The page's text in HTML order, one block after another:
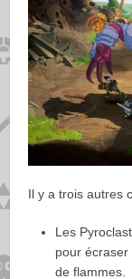
Il y a trois autres
Les
pour
de flammes.